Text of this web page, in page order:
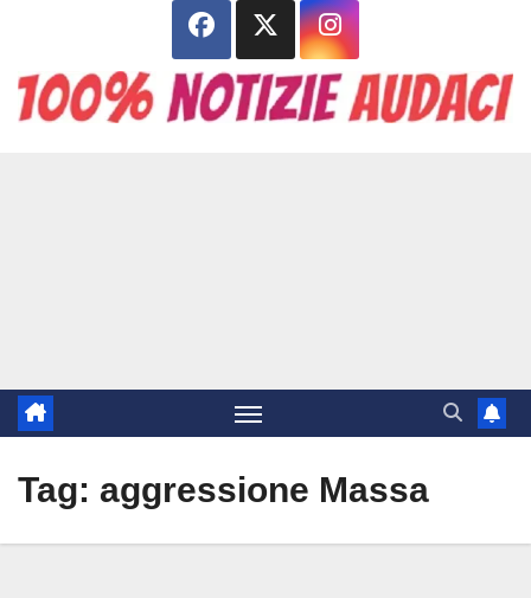
contenuto
Tag: aggressione Massa